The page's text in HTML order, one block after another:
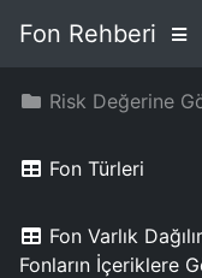
Fon Rehberi
Risk Değerine
Fon Türleri
Fon Varlık
Fonların İçeriklere